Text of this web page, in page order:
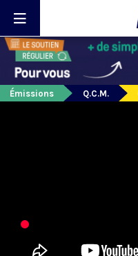
Émissions Q.C.M.